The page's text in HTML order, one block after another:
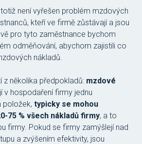
není vyřešen problém mzdových
kteří ve firmě zůstávají a jsou
pro tyto zaměstnance bychom
odměňování, abychom zajistili co
nákladů.
z několika předpokladů: mzdové
v hospodaření firmy jednu
položek, typicky se mohou
75 % všech nákladů firmy, a to
firmy. Pokud se firmy zamýšlejí nad
a zvýšením efektivity, jsou